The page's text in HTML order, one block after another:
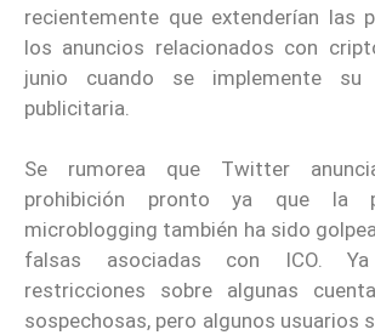
recientemente que extenderían las
los anuncios relacionados con
junio cuando se implemente su
publicitaria.
Se rumorea que Twitter
prohibición pronto ya que la
microblogging también ha sido
falsas asociadas con ICO. Ya
restricciones sobre algunas
sospechosas, pero algunos usuarios